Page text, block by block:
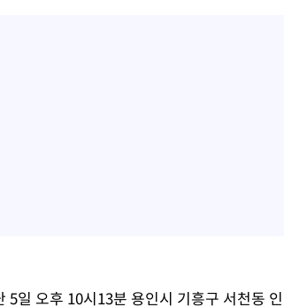
5일 오후 10시13분 용인시 기흥구 서천동